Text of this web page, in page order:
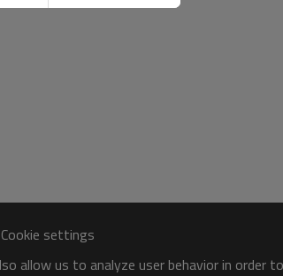
Cookie settings
allow us to analyze user behavior in